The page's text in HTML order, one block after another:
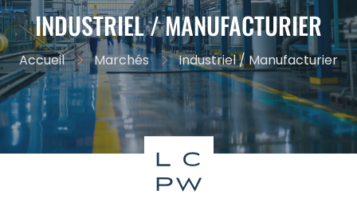
INDUSTRIEL / MANUFACTURIER
Accueil Marchés Industriel / Manufacturier